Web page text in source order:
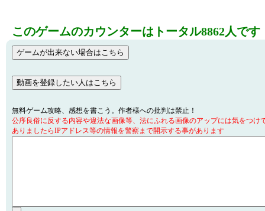
このゲームのカウンターはトータル8862人です
無料ゲーム攻略、感想を書こう。作者様への批判は禁止！
公序良俗に反する内容や違法な画像等、法にふれる画像のアップには気をつけ
ありましたらIPアドレス等の情報を警察まで開示する事があります